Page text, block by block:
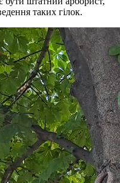
таких гілок.